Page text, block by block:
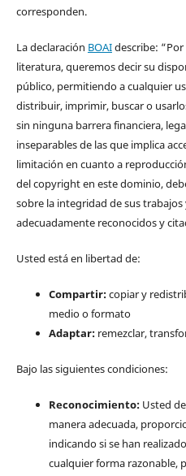
corresponden.
La declaración BOAIdescribe:
literatura, queremos decir su
público, permitiendo a cualquier
distribuir, imprimir, buscar o
sin ninguna barrera financiera,
inseparables de las que implica
limitación en cuanto a
del copyright en este dominio,
sobre la integridad de sus trabajos
adecuadamente reconocidos y
Usted está en libertad de:
Compartir:copiar y
medio o formato
Adaptar:remezclar,
Bajo las siguientes condiciones:
Reconocimiento:Usted
manera adecuada,
indicando si se han
cualquier forma razonable,